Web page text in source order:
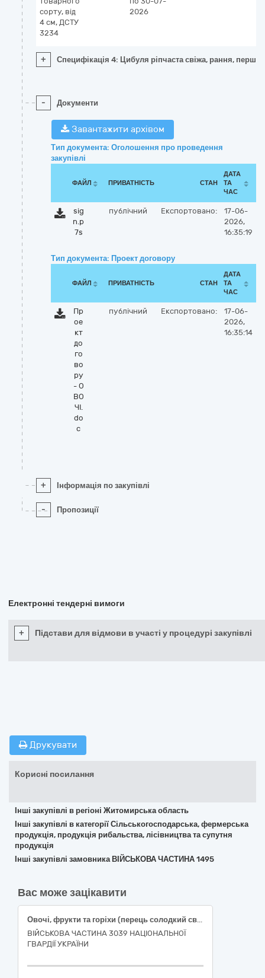
сорту, від
4 см, ДСТУ
3234
2026
+ Специфікація 4: Цибуля ріпчаста свіжа, рання,
- Документи
Завантажити архівом
Тип документа: Оголошення про проведення
закупівлі
ФАЙЛ ПРИВАТНІСТЬ СТАН
ДАТА
ТА
ЧАС
sig
n.p
7s
публічний Експортовано:
17-06-
2026,
16:35:19
Тип документа: Проект договору
ФАЙЛ ПРИВАТНІСТЬ СТАН
ДАТА
ТА
ЧАС
Пр
ое
кт
до
го
во
ру
- О
ВО
ЧІ.
do
c
публічний Експортовано:
17-06-
2026,
16:35:14
+ Інформація по закупівлі
- Пропозиції
Електронні тендерні вимоги
+ Підстави для відмови в участі у процедурі закупівлі
Друкувати
Корисні посилання
Інші закупівлі в регіоні Житомирська область
Інші закупівлі в категорії Сільськогосподарська, фермерська
продукція, продукція рибальства, лісівництва та супутня
продукція
Інші закупівлі замовника ВІЙСЬКОВА ЧАСТИНА 1495
Вас може зацікавити
Овочі, фрукти та горіхи (перець солодкий свіжий подовженої форми, огірки свіжі польові короткоплідні, помідори тепличні свіжі округлі, часник свіжий вищого товарного сорту)
ВІЙСЬКОВА ЧАСТИНА 3039 НАЦІОНАЛЬНОЇ
ГВАРДІЇ УКРАЇНИ